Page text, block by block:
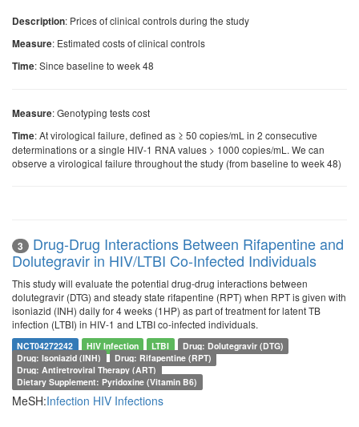
Description: Prices of clinical controls during the study
Measure: Estimated costs of clinical controls
Time: Since baseline to week 48
Measure: Genotyping tests cost
Time: At virological failure, defined as ≥ 50 copies/mL in 2 consecutive
determinations or a single HIV-1 RNA values > 1000 copies/mL. We can
observe a virological failure throughout the study (from baseline to week 48)
3
Drug-Drug Interactions Between Rifapentine and
Dolutegravir in HIV/LTBI Co-Infected Individuals
This study will evaluate the potential drug-drug interactions between
dolutegravir (DTG) and steady state rifapentine (RPT) when RPT is given with
isoniazid (INH) daily for 4 weeks (1HP) as part of treatment for latent TB
infection (LTBI) in HIV-1 and LTBI co-infected individuals.
NCT04272242 HIV Infection LTBI
Drug: Dolutegravir (DTG)
Drug: Isoniazid (INH)
Drug: Rifapentine (RPT)
Drug: Antiretroviral Therapy (ART)
Dietary Supplement: Pyridoxine (Vitamin B6)
MeSH:Infection HIV Infections